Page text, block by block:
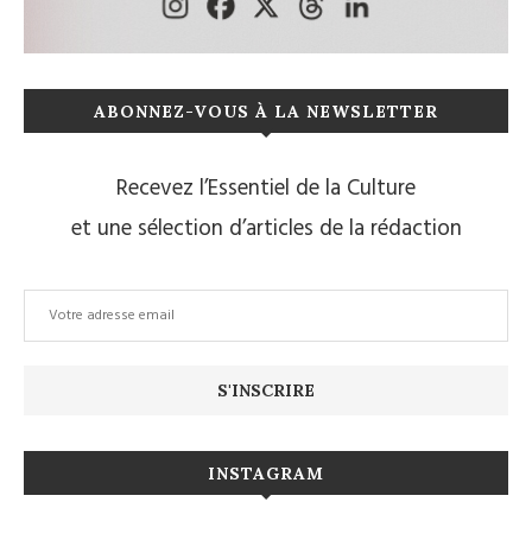
ABONNEZ-VOUS À LA NEWSLETTER
Recevez l’Essentiel de la Culture
et une sélection d’articles de la rédaction
INSTAGRAM